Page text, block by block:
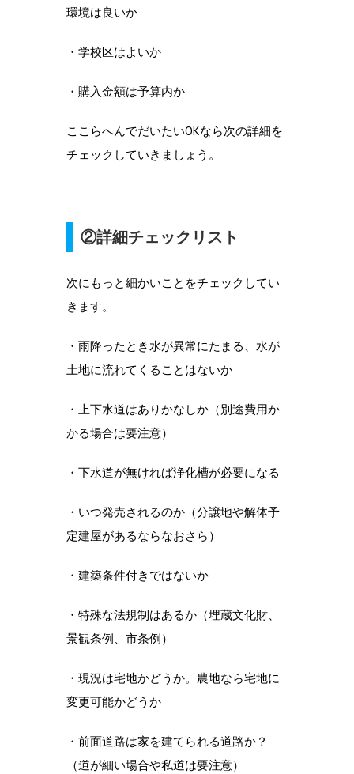
環境は良いか
・学校区はよいか
・購入金額は予算内か
ここらへんでだいたいOKなら次の詳細を
チェックしていきましょう。
②詳細チェックリスト
次にもっと細かいことをチェックしてい
きます。
・雨降ったとき水が異常にたまる、水が
土地に流れてくることはないか
・上下水道はありかなしか（別途費用か
かる場合は要注意）
・下水道が無ければ浄化槽が必要になる
・いつ発売されるのか（分譲地や解体予
定建屋があるならなおさら）
・建築条件付きではないか
・特殊な法規制はあるか（埋蔵文化財、
景観条例、市条例）
・現況は宅地かどうか。農地なら宅地に
変更可能かどうか
・前面道路は家を建てられる道路か？
（道が細い場合や私道は要注意）